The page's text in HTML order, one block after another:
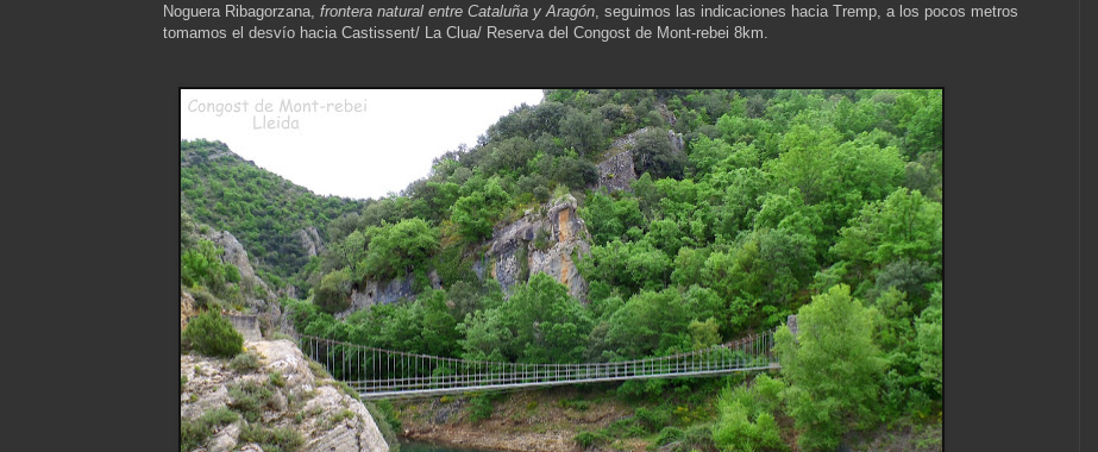
Noguera Ribagorzana, frontera natural entre Cataluña y Aragón , seguimos las indicaciones hacia Tremp, a los pocos metros
tomamos el desvío hacia Castissent/ La Clua/ Reserva del Congost de Mont-rebei 8km.